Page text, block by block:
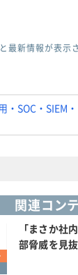
最新情報が表示
・SOC・SIEM
関連コン
「まさか社
部脅威を見